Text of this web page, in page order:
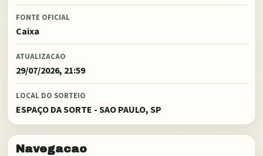
FONTE OFICIAL
Caixa
ATUALIZACAO
29/07/2026, 21:59
LOCAL DO SORTEIO
ESPAÇO DA SORTE - SAO PAULO, SP
Navegacao